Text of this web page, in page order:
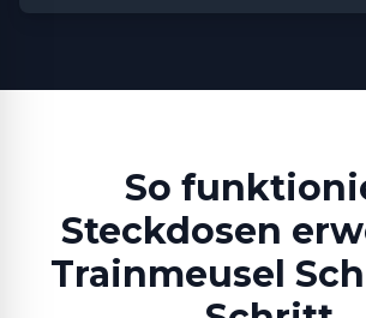
So
Steckdosen
Trainmeusel